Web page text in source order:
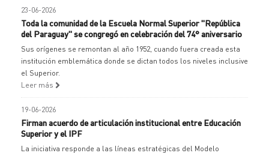
23-06-2026
Toda la comunidad de la Escuela Normal Superior "República
del Paraguay" se congregó en celebración del 74° aniversario
Sus orígenes se remontan al año 1952, cuando fuera creada esta
institución emblemática donde se dictan todos los niveles inclusive
el Superior.
Leer más
19-06-2026
Firman acuerdo de articulación institucional entre Educación
Superior y el IPF
La iniciativa responde a las líneas estratégicas del Modelo